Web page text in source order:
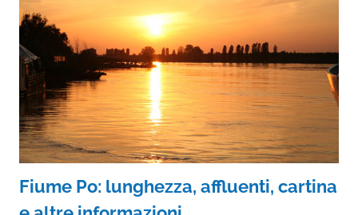
Fiume Po: lunghezza, affluenti, cartina